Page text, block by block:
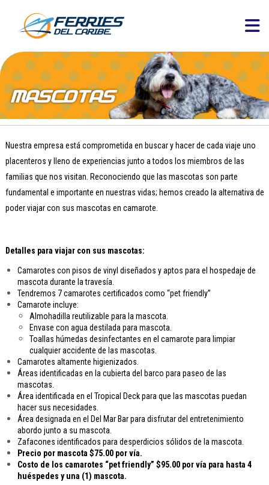
Nuestra empresa está comprometida en buscar y hacer de cada viaje uno
placenteros y lleno de experiencias junto a todos los miembros de las
familias que nos visitan. Reconociendo que las mascotas son parte
fundamental e importante en nuestras vidas; hemos creado la alternativa de
poder viajar con sus mascotas en camarote.
Detalles para viajar con sus mascotas:
Camarotes con pisos de vinyl diseñados y aptos para el hospedaje de
mascota durante la travesía.
Tendremos 7 camarotes certificados como “pet friendly”
Camarote incluye:
Almohadilla reutilizable para la mascota.
Envase con agua destilada para mascota.
Toallas húmedas desinfectantes en el camarote para limpiar
cualquier accidente de las mascotas.
Camarotes altamente higienizados.
Áreas identificadas en la cubierta del barco para paseo de las
mascotas.
Área identificada en el Tropical Deck para que las mascotas puedan
hacer sus necesidades.
Área designada en el Del Mar Bar para disfrutar del entretenimiento
abordo junto a su mascota.
Zafacones identificados para desperdicios sólidos de la mascota.
Precio por mascota $75.00 por vía.
Costo de los camarotes “pet friendly” $95.00 por vía para hasta 4
huéspedes y una (1) mascota.